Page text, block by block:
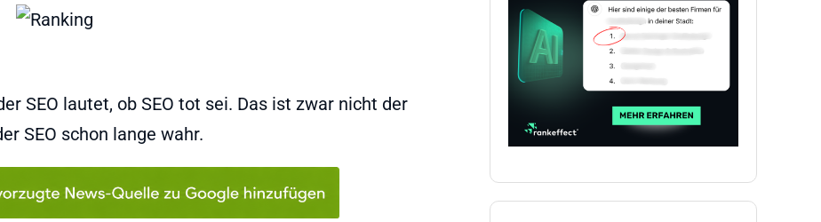
SEO lautet, ob SEO tot sei. Das ist zwar nicht der
SEO schon lange wahr.